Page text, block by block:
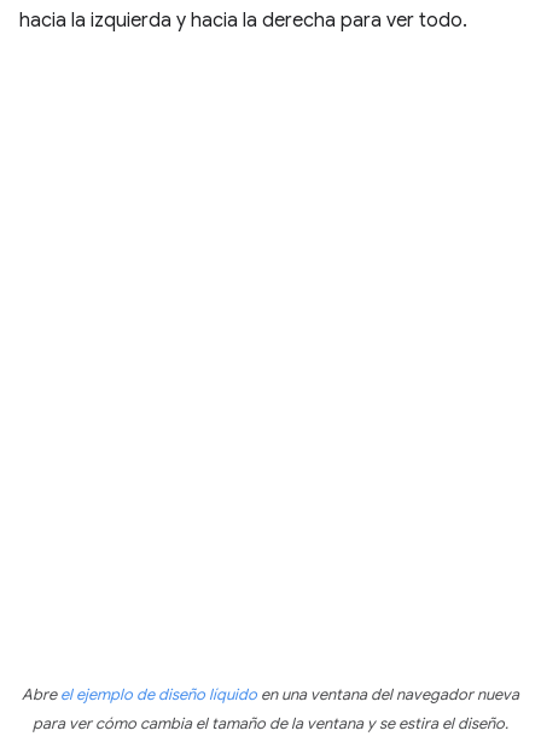
hacia la izquierda y hacia la derecha para ver todo.
Abreel ejemplo de diseño líquido en una ventana del navegador nueva
para ver cómo cambia el tamaño de la ventana y se estira el diseño.